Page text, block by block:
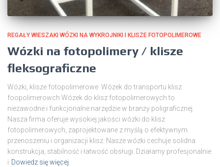
REGAŁY WIESZAKI WÓZKI NA WYKROJNIKI I KLISZE FOTOPOLIMEROWE
Wózki na fotopolimery / klisze
fleksograficzne
Wózki, klisze fotopolimerowe Wózek do transportu klisz
foopolimerowch Wózek do klisz fotopolimerowych to
niezawodne i funkcjonalne narzędzie w branży poligraficznej.
Nasza firma oferuje wysokiej jakości wózki do klisz
fotopolimerowych, zaprojektowane z myślą o efektywnym
przenoszeniu i organizacji klisz. Nasze wózki cechuje solidna
konstrukcja, stabilność i łatwość obsługi. Działamy profesjonalnie
i Dowiedz się więcej